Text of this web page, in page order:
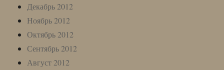
Декабрь 2012
Ноябрь 2012
Октябрь 2012
Сентябрь 2012
Август 2012